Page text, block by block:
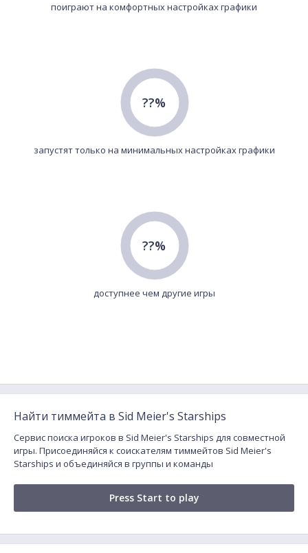
поиграют на комфортных настройках графики
??%
запустят только на минимальных настройках графики
??%
доступнее чем другие игры
Найти тиммейта в Sid Meier's Starships
Сервис поиска игроков в Sid Meier's Starships для совместной
игры. Присоединяйся к соискателям тиммейтов Sid Meier's
Starships и объединяйся в группы и команды
Press Start to play